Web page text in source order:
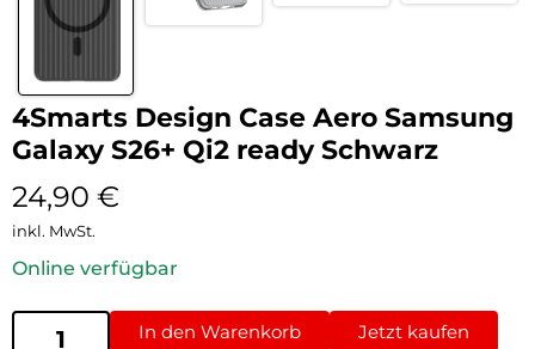
4Smarts Design Case Aero Samsung
Galaxy S26+ Qi2 ready Schwarz
24,90 €
inkl. MwSt.
Online verfügbar
In den Warenkorb Jetzt kaufen